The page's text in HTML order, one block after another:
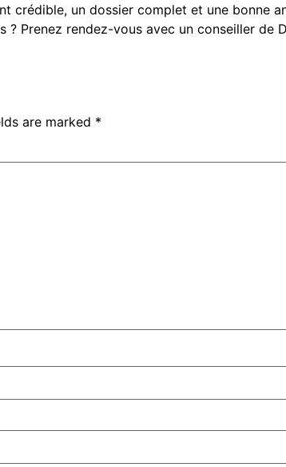
crédible, un dossier complet et une bonne
? Prenez rendez-vous avec un conseiller
are marked *